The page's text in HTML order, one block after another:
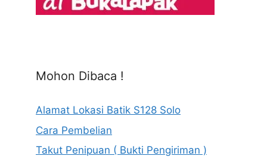
Mohon Dibaca !
Alamat Lokasi Batik S128 Solo
Cara Pembelian
Takut Penipuan ( Bukti Pengiriman )